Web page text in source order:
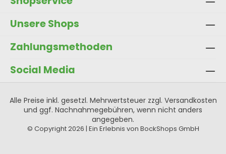
Unsere Shops
Zahlungsmethoden
Social Media
Alle Preise inkl. gesetzl. Mehrwertsteuer zzgl. Versandkosten
und ggf. Nachnahmegebühren, wenn nicht anders
angegeben.
© Copyright 2026 | Ein Erlebnis von BockShops GmbH